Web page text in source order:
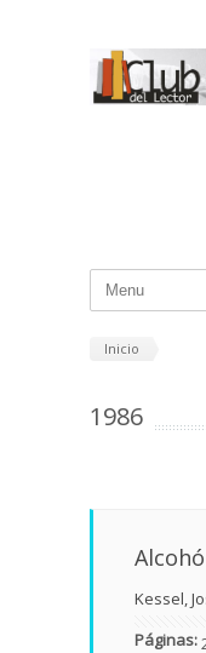
Inicio
1986
Kessel,
Páginas: